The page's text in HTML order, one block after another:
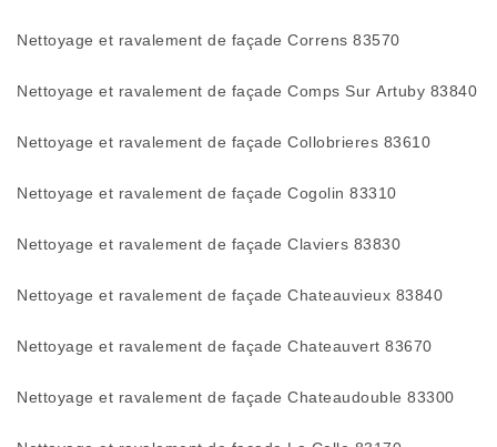
Nettoyage et ravalement de façade Correns 83570
Nettoyage et ravalement de façade Comps Sur Artuby 83840
Nettoyage et ravalement de façade Collobrieres 83610
Nettoyage et ravalement de façade Cogolin 83310
Nettoyage et ravalement de façade Claviers 83830
Nettoyage et ravalement de façade Chateauvieux 83840
Nettoyage et ravalement de façade Chateauvert 83670
Nettoyage et ravalement de façade Chateaudouble 83300